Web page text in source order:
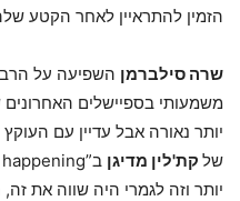
הזמין להתראיין לאחר הקטע
שרה סילברמן השפיעה על
משמעותי בספיישלים
יותר נאורה אבל עדיין עם
של קת'לין מדיגן
יותר וזה לגמרי היה שווה את